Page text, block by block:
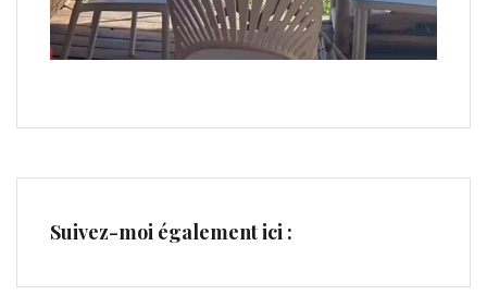
Suivez-moi également ici :